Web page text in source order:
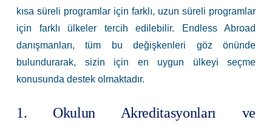
kısa süreli programlar için farklı, uzun süreli programlar
için farklı ülkeler tercih edilebilir. Endless Abroad
danışmanları, tüm bu değişkenleri göz önünde
bulundurarak, sizin için en uygun ülkeyi seçme
konusunda destek olmaktadır.
1. Okulun Akreditasyonları ve